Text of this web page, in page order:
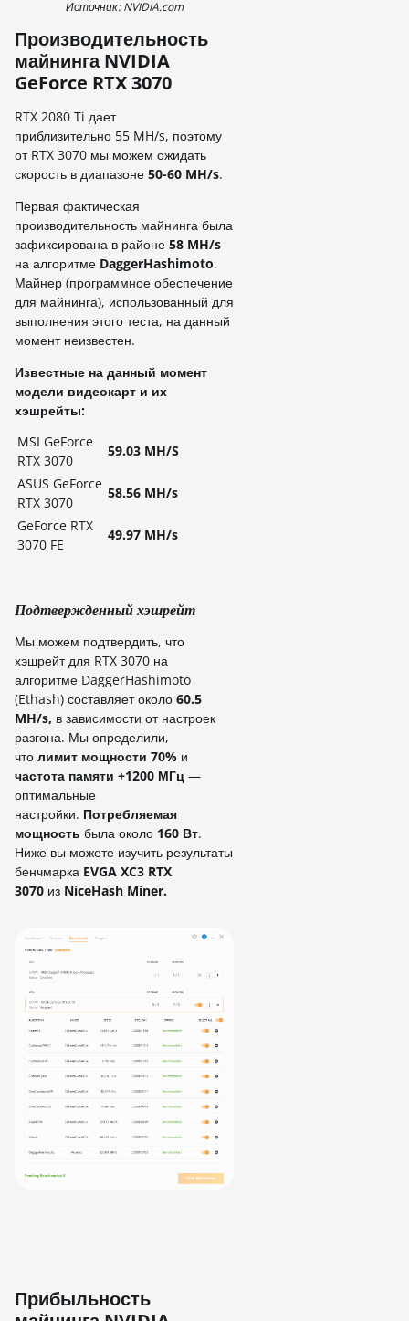
Источник: NVIDIA.com
Производительность
майнинга NVIDIA
GeForce RTX 3070
RTX 2080 Ti дает
приблизительно 55 MH/s, поэтому
от RTX 3070 мы можем ожидать
скорость в диапазоне 50-60 MH/s.
Первая фактическая
производительность майнинга была
зафиксирована в районе 58 MH/s
на алгоритме DaggerHashimoto.
Майнер (программное обеспечение
для майнинга), использованный для
выполнения этого теста, на данный
момент неизвестен.
Известные на данный момент
модели видеокарт и их
хэшрейты:
MSI GeForce
RTX 3070
59.03 MH/S
ASUS GeForce
RTX 3070
58.56 MH/s
GeForce RTX
3070 FE
49.97 MH/s
Подтвержденный хэшрейт
Мы можем подтвердить, что
хэшрейт для RTX 3070 на
алгоритме DaggerHashimoto
(Ethash) составляет около 60.5
MH/s, в зависимости от настроек
разгона. Мы определили,
что лимит мощности 70% и
частота памяти +1200 МГц —
оптимальные
настройки. Потребляемая
мощность была около 160 Вт.
Ниже вы можете изучить результаты
бенчмарка EVGA XC3 RTX
3070 из NiceHash Miner.
Прибыльность